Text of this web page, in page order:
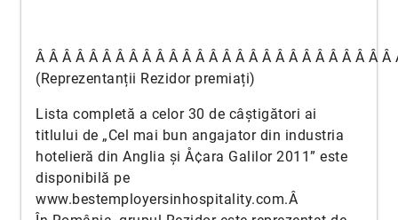
Â Â Â Â Â Â Â Â Â Â Â Â Â Â Â Â Â Â Â Â Â Â Â Â Â Â
(Reprezentanții Rezidor premiați)
Lista completă a celor 30 de câștigători ai
titlului de „Cel mai bun angajator din industria
hotelieră din Anglia și Å¢ara Galilor 2011” este
disponibilă pe
www.bestemployersinhospitality.com.Â